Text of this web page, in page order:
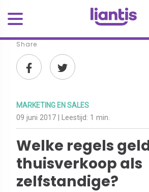
Share
MARKETING EN SALES
09 juni 2017 | Leestijd: 1 min.
Welke regels
thuisverkoop als
zelfstandige?